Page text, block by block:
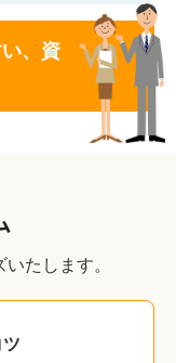
、資
たします。
ツ